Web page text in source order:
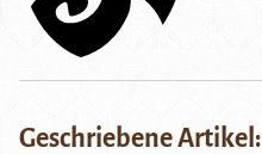
Geschriebene Artikel: